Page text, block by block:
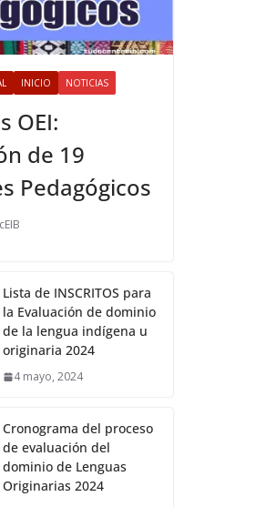
INICIO NOTICIAS
OEI:
de 19
Pedagógicos
Lista de INSCRITOS para
la Evaluación de dominio
de la lengua indígena u
originaria 2024
4 mayo, 2024
Cronograma del proceso
de evaluación del
dominio de Lenguas
Originarias 2024